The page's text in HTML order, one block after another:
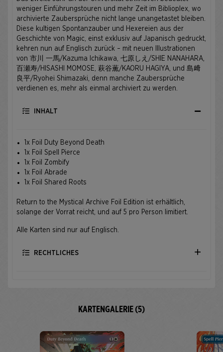
weniger Einführungstouren und mehr Zeit im Biblioplex, wo
archivierte Zaubersprüche nicht lange unangetastet bleiben.
Diese kultigen Spontanzauber und Hexereien aus der
Geschichte von Magic, einst exklusiv auf Japanisch gedruckt,
kehren nun auf Englisch zurück – mit neuen Illustrationen
von 市川 一馬/Kazuma Ichikawa, 七原しえ/SHIE NANAHARA,
百瀬寿/HISASHI MOMOSE, 萩谷薫/KAORU HAGIYA, und 島﨑
良平/Ryohei Shimazaki, denn manche Zaubersprüche
verdienen es, mehr als einmal archiviert zu werden.
INHALT
1x Foil Duty Beyond Death
1x Foil Spell Pierce
1x Foil Zombify
1x Foil Abrade
1x Foil Shared Roots
Return to the Mystical Archive Foil Edition ist erhältlich,
solange der Vorrat reicht, und auf 5 pro Person limitiert.
Alle Karten sind nur auf Englisch.
RECHTLICHES
KARTENGALERIE (5)